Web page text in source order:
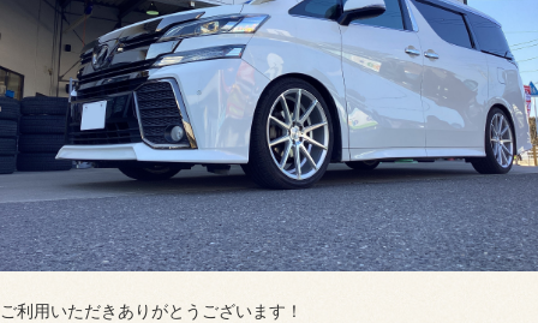
ご利用いただきありがとうございます！